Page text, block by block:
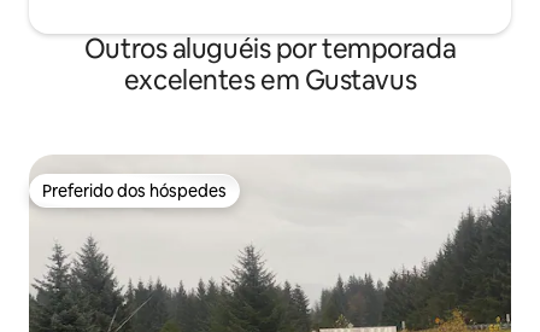
Outros aluguéis por temporada
excelentes em Gustavus
Preferido dos hóspedes
Preferido dos hóspedes